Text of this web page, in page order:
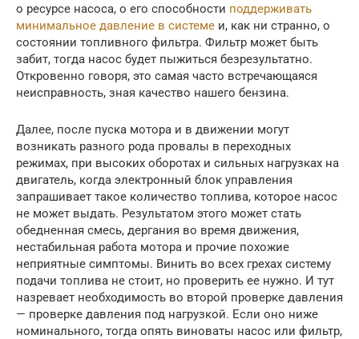
о ресурсе насоса, о его способности поддерживать
минимальное давление в системе и, как ни странно, о
состоянии топливного фильтра. Фильтр может быть
забит, тогда насос будет пыжиться безрезультатно.
Откровенно говоря, это самая часто встречающаяся
неисправность, зная качество нашего бензина.
Далее, после пуска мотора и в движении могут
возникать разного рода провалы в переходных
режимах, при высоких оборотах и сильных нагрузках на
двигатель, когда электронный блок управления
запрашивает такое количество топлива, которое насос
не может выдать. Результатом этого может стать
обедненная смесь, дергания во время движения,
нестабильная работа мотора и прочие похожие
неприятные симптомы. Винить во всех грехах систему
подачи топлива не стоит, но проверить ее нужно. И тут
назревает необходимость во второй проверке давления
— проверке давления под нагрузкой. Если оно ниже
номинального, тогда опять виноваты насос или фильтр,